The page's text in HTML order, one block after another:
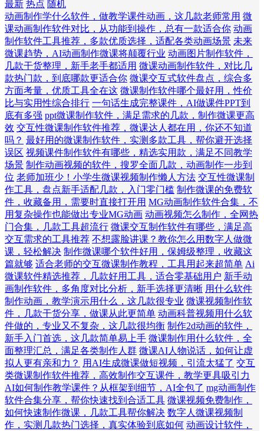
最新 热点 随机
动画制作学什么软件，做教学课件动画，这几款老师常用 微
课动画制作软件对比，从功能到操作，总有一款适合你 动画
制作软件工具推荐，多款优质选择，适配各类动画场景 未来
微课趋势，AI动画制作微课将颠覆行业 动画图片制作软件，
几款干货整理，新手老手都适用 微课动画制作软件，对比几
款热门款，到底哪款更适合你 微课交互式软件盘点，综合多
方面考量，优质工具全在这 微课制作软件哪个最好用，性价
比与实用性综合排行 一句话生成完整课件，AI做课件PPT到
底有多强 ppt微课制作软件，满足需求的几款，制作微课更高
效 交互性微课制作软件推荐，微课达人都在用，你还不知道
吗？ 最好用的微课制作软件，实测多款工具，帮你避开选择
误区 视频课件制作软件有哪些，精选实用款，满足不同教学
场景 制作动画视频的软件，搜罗全面几款，动画制作一步到
位 老师加班少！小学生微课视频制作懒人方法 交互性微课制
作工具，盘点新手适配几款，入门零门槛 制作微课的免费软
件，收藏备用，需要时直接打开用 MG动画制作软件合集，不
用复杂操作也能做出专业MG动画 动画视频怎么制作，全网热
门合集，几款工具超流行 微课交互制作软件有哪些，满足高
交互需求的工具推荐 不想露脸讲课？教你怎么用数字人做微
课，轻松解决 制作微课哪个软件好用，保姆级整理，收藏这
篇就够 适合老师的交互微课制作教程，工具用起来超简单 Ai
微课软件精选推荐，几款好用工具，适合零基础用户 新手动
画制作软件，多角度对比分析，新手选择更清晰 用什么软件
制作动画，教学演示用什么，这几款很专业 微课视频制作软
件，几款干货分享，做课从此更简单 动画科普视频用什么软
件做的，专业又不复杂，这几款很均衡 制作2d动画的软件，
新手入门首选，这几款简单易上手 微课制作用什么软件，全
面整理汇总，满足各类制作人群 微课AI人物说话，如何让虚
拟人更有亲和力？ 用AI生成微课做短视频，引流太猛了 交互
类微课制作软件推荐，高效制作交互课件，教学更具吸引力
AI如何制作教学课件？从框架到细节，AI全包了 mg动画制作
软件合集分享，帮你快速找到合适工具 微课视频免费制作，
如何快速制作微课，几款工具帮你解决 数字人微课视频制
作，实测几款热门选择，真实体验到底如何 动画设计软件，